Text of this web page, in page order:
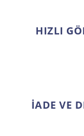
HIZLI
İADE VE